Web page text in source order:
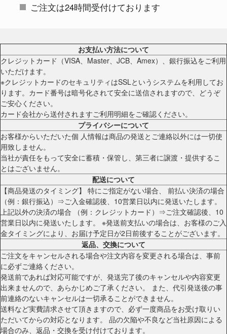
ご注文は24時間受付けております
お支払い方法について
クレジットカード（VISA、Master、JCB、Amex）、銀行振込をご利用
いただけます。
※クレジットカードのセキュリティはSSLというシステムを利用してお
ります。カード番号は暗号化されて安全に送信されますので、どうぞ
ご安心ください。
カード会社から送付されますご利用明細をご確認ください。
プライバシーについて
お客様からいただいた個 人情報は商品の発送とご連絡以外には一切使
用致しません。
当社が責任をもって安全に蓄積・保管し、第三者に譲渡・提供するこ
とはございません。
配送について
【商品発送のタイミング】 特にご指定がない場合、 前払い決済の場合
（例：銀行振込）⇒ご入金確認後、10営業日以内に発送いたします。
上記以外の決済の場合 （例：クレジットカード）⇒ご注文確認後、10
営業日以内に発送いたします。 ※発送前支払いの場合は、お客様のご入
金タイミングにより、お届け予定日が2日前後することがございます。
返品、交換について
ご注文をキャンセルされる場合や注文内容を変更される場合は、事前
に必ずご連絡ください。
発送前であれば対応可能ですが、発送完了後のキャンセルや内容変更
出来ませんので、あらかじめご了承ください。 また、代引発送後の事
前連絡のないキャンセルは一切承ることができません。
送料など実費請求させて頂きますので、必ず一度商品をお受け取りい
ただいてからの対応となります。 品の欠陥や不良など当社原因による
場合のみ、返品・交換を受け付けております。